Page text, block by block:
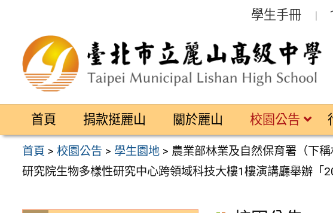
區
學生手冊
首頁 捐款挺麗山 關於麗山 校園公告
首頁 >校園公告 > 學生園地 > 農業部林業及自然保育署（下
研究院生物多樣性研究中心跨領域科技大樓1樓演講廳舉辦「